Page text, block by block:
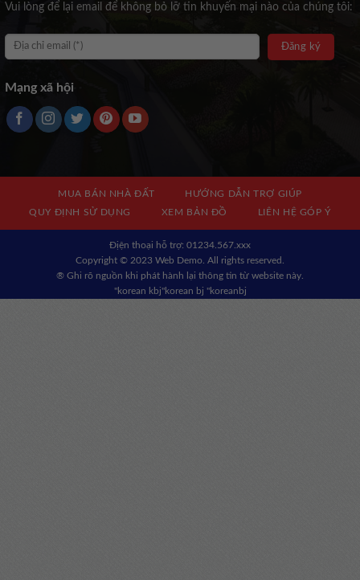
Vui lòng để lại email để không bỏ lỡ tin khuyến mại nào của chúng tôi:
Mạng xã hội
MUA BÁN NHÀ ĐẤT
HƯỚNG DẪN TRỢ GIÚP
QUY ĐỊNH SỬ DỤNG
XEM BẢN ĐỒ LIÊN HỆ GÓP Ý
Địện thoại hỗ trợ: 01234.567.xxx
Copyright © 2023 Web Demo. All rights reserved.
® Ghi rõ nguồn khi phát hành lại thông tin từ website này.
"korean kbj​"korean bj "koreanbj​